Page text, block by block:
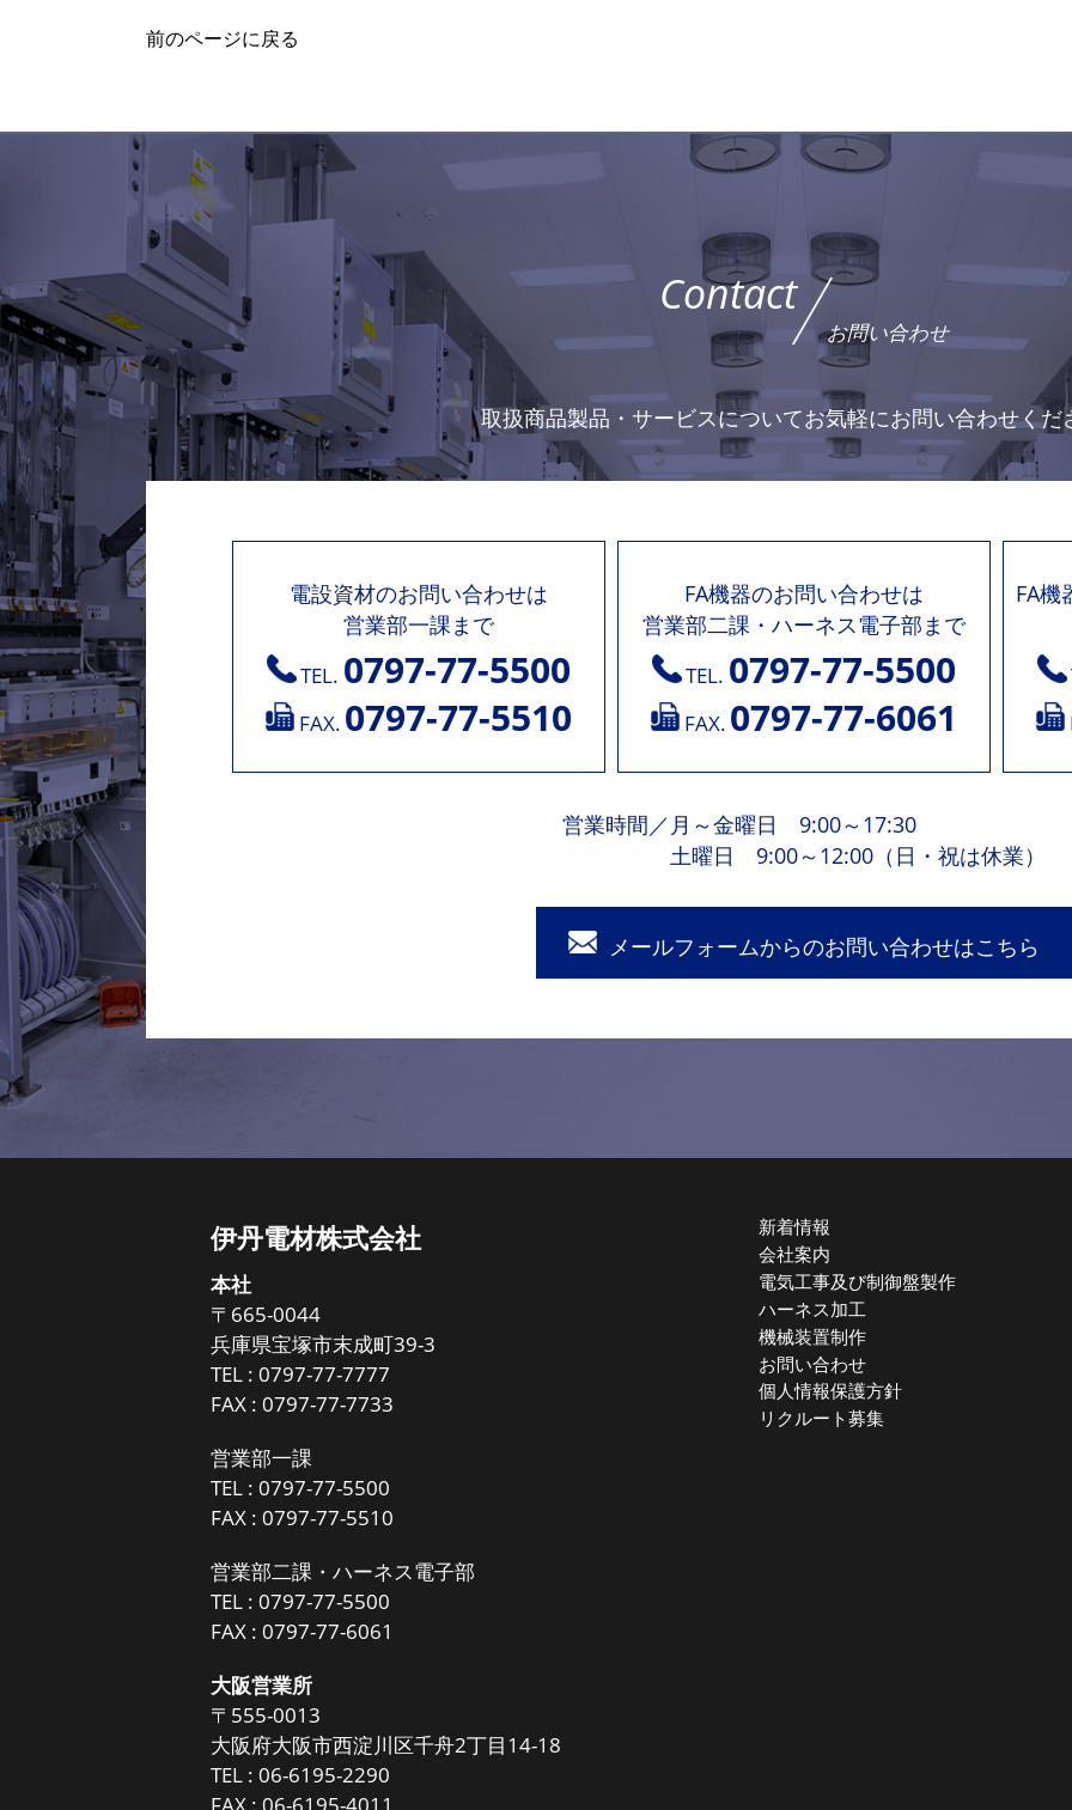
前のページに戻る
Contact
お問い合わせ
取扱商品製品・サービスについてお気軽にお問い合わせくだ
電設資材のお問い合わせは
営業部一課まで
TEL. 0797-77-5500
FAX. 0797-77-5510
FA機器のお問い合わせは
営業部二課・ハーネス電子部まで
TEL. 0797-77-5500
FAX. 0797-77-6061
FA機
営業時間／ 月～金曜日 9:00～17:30
土曜日 9:00～12:00（日・祝は休業）
メールフォームからのお問い合わせはこちら
伊丹電材株式会社
本社
〒665-0044
兵庫県宝塚市末成町39-3
TEL :0797-77-7777
FAX : 0797-77-7733
営業部一課
TEL :0797-77-5500
FAX : 0797-77-5510
営業部二課・ハーネス電子部
TEL :0797-77-5500
FAX : 0797-77-6061
大阪営業所
〒555-0013
大阪府大阪市西淀川区千舟2丁目14-18
TEL :06-6195-2290
新着情報
会社案内
電気工事及び制御盤製作
ハーネス加工
機械装置制作
お問い合わせ
個人情報保護方針
リクルート募集